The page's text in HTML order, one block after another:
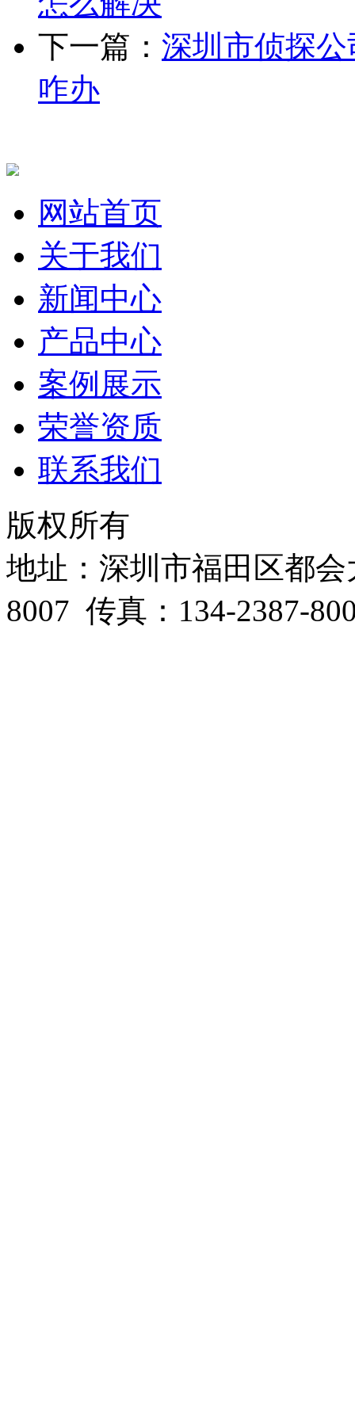
下一篇： 深圳市侦探
咋办
网站首页
关于我们
新闻中心
产品中心
案例展示
荣誉资质
联系我们
版权所有
地址：深圳市福田区都
8007 传真：134-2387-